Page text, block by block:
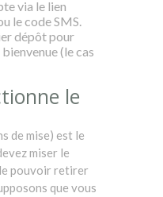
via le lien
le code SMS.
dépôt pour
(le cas
le
de mise) est le
miser le
pouvoir retirer
que vous